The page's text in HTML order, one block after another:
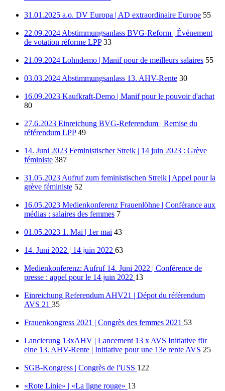
31.01.2025 a.o. DV Europa | AD extraordinaire Europe 55
22.09.2024 Abstimmungsanlass BVG-Reform | Événement
de votation réforme LPP 33
21.09.2024 Lohndemo | Manif pour de meilleurs salaires 55
03.03.2024 Abstimmungsanlass 13. AHV-Rente 30
16.09.2023 Kaufkraft-Demo | Manif pour le pouvoir d'achat
80
27.6.2023 Einreichung BVG-Referendum | Remise du
référendum LPP 49
14. Juni 2023 Feministischer Streik | 14 juin 2023 : Grève
féministe 387
31.05.2023 Aufruf zum feministischen Streik | Appel pour la
grève féministe 52
16.05.2023 Medienkonferenz Frauenlöhne | Conférance aux
médias : salaires des femmes 7
01.05.2023 1. Mai | 1er mai 43
14. Juni 2022 | 14 juin 2022 63
Medienkonferenz: Aufruf 14. Juni 2022 | Conférence de
presse : appel pour le 14 juin 2022 13
Einreichung Referendum AHV21 | Dépot du référendum
AVS 21 35
Frauenkongress 2021 | Congrès des femmes 2021 53
Lancierung 13xAHV | Lancement 13 x AVS Initiative für
eine 13. AHV-Rente | Initiative pour une 13e rente AVS 25
SGB-Kongress | Congrès de l'USS 122
«Rote Linie» | «La ligne rouge» 13